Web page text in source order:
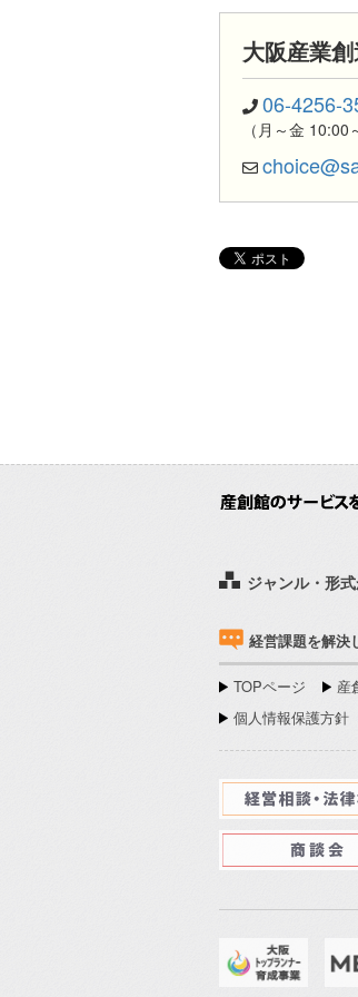
大阪産業
06-4256-
（月～金 10:00
ジャンル・形
経営課題を解決
TOPページ 産
個人情報保護方針